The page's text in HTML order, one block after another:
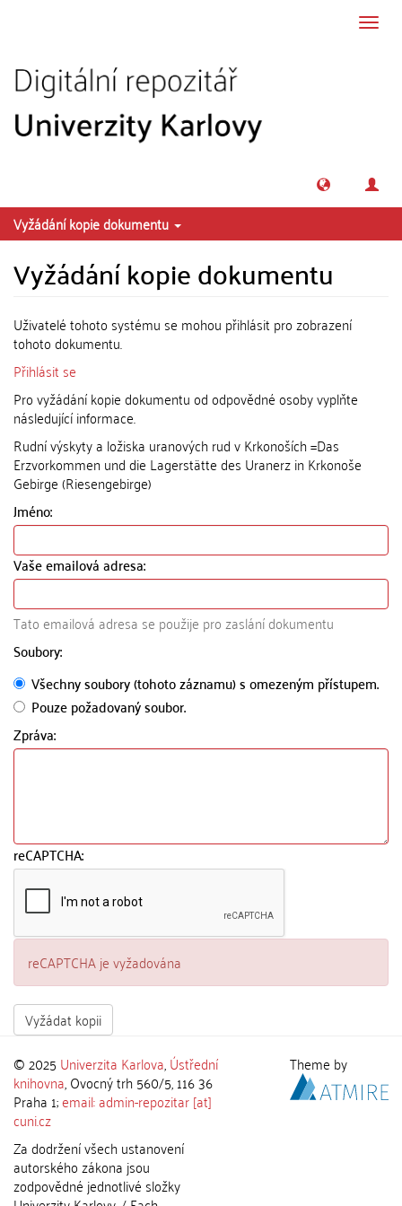
Vyžádání kopie dokumentu
Vyžádání kopie dokumentu
Uživatelé tohoto systému se mohou přihlásit pro zobrazení
tohoto dokumentu.
Přihlásit se
Pro vyžádání kopie dokumentu od odpovědné osoby vyplňte
následující informace.
Rudní výskyty a ložiska uranových rud v Krkonoších =Das
Erzvorkommen und die Lagerstätte des Uranerz in Krkonoše
Gebirge (Riesengebirge)
Jméno:
Vaše emailová adresa:
Tato emailová adresa se použije pro zaslání dokumentu
Soubory:
Všechny soubory (tohoto záznamu) s omezeným přístupem.
Pouze požadovaný soubor.
Zpráva:
reCAPTCHA:
reCAPTCHA je vyžadována
Vyžádat kopii
© 2025 Univerzita Karlova,Ústřední
knihovna, Ovocný trh 560/5, 116 36
Praha 1;email: admin-repozitar [at]
cuni.cz
Za dodržení všech ustanovení
autorského zákona jsou
zodpovědné jednotlivé složky
Theme by